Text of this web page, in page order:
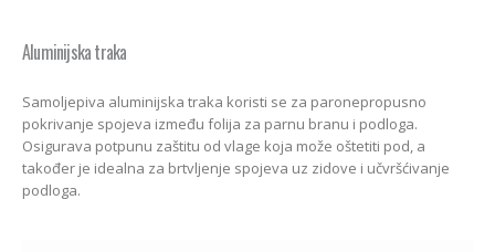
Aluminijska traka
Samoljepiva aluminijska traka koristi se za paronepropusno
pokrivanje spojeva između folija za parnu branu i podloga.
Osigurava potpunu zaštitu od vlage koja može oštetiti pod, a
također je idealna za brtvljenje spojeva uz zidove i učvršćivanje
podloga.